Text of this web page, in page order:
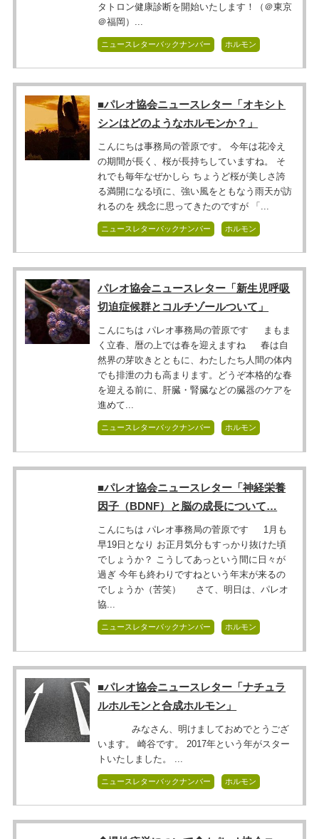
タトロン健康診断を開始いたします！（＠東京
＠福岡）...
ニュースレターバックナンバー ホルモン
■パレオ協会ニュースレター「オキシト
シンはどのようなホルモンか？」
こんにちは事務局の菅原です。 今年は花冷え
の期間が長く、桜が長持ちしていますね。 そ
れでも毎年なぜかしら ちょうど桜が美しさ誇
る満開になる頃に、強い風をともなう雨天が訪
れるのを 残念に思ってきたのですが 「...
ニュースレターバックナンバー ホルモン
パレオ協会ニュースレター「新生児呼吸
切迫症候群とコルチゾールついて」
こんにちは パレオ事務局の菅原です まもま
く立春、暦の上では春を迎えますね 春は自
然界の芽吹きとともに、わたしたち人間の体内
でも排泄の力も高まります。どうぞ本格的な春
を迎える前に、肝臓・腎臓などの臓器のケアを
進めて...
ニュースレターバックナンバー ホルモン
■パレオ協会ニュースレター「神経栄養
因子（BDNF）と脳の成長について…
こんにちは パレオ事務局の菅原です 1月も
早19日となり お正月気分もすっかり抜けた頃
でしょうか？ こうしてあっという間に日々が
過ぎ 今年も終わりですねという年末が来るの
でしょうか（苦笑） さて、明日は、パレオ
協...
ニュースレターバックナンバー ホルモン
■パレオ協会ニュースレター「ナチュラ
ルホルモンと合成ホルモン」
みなさん、明けましておめでとうござ
います。 崎谷です。 2017年という年がスター
トいたしました。 ...
ニュースレターバックナンバー ホルモン